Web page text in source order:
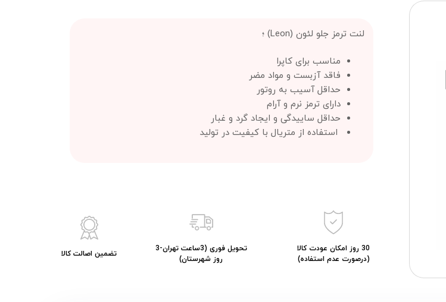
لنت ترمز جلو لئون (Leon) ؛
مناسب برای کاپرا
فاقد آزبست و مواد مضر
حداقل آسیب به روتور
دارای ترمز نرم و آرام
حداقل ساییدگی و ایجاد گرد و غبار
استفاده از متریال با کیفیت در تولید
30 روز امکان عودت کالا
(درصورت عدم استفاده)
تحویل فوری (3ساعت تهران-3
روز شهرستان)
تضمین اصالت کالا